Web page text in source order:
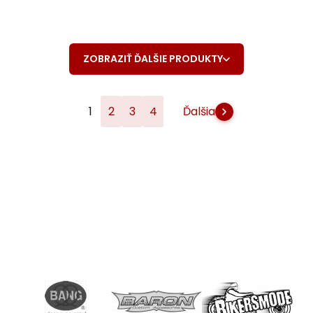
ZOBRAZIŤ ĎALŠIE PRODUKTY
1 2 3 4 Ďalšia